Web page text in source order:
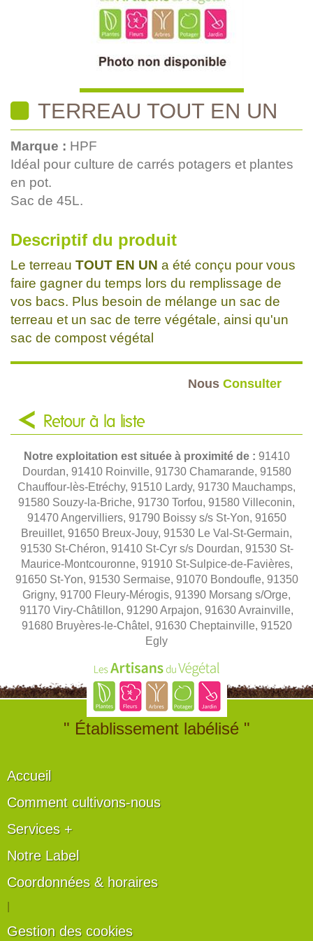
TERREAU TOUT EN UN
Marque : HPF
Idéal pour culture de carrés potagers et plantes
en pot.
Sac de 45L.
Descriptif du produit
Le terreau TOUT EN UN a été conçu pour vous
faire gagner du temps lors du remplissage de
vos bacs. Plus besoin de mélange un sac de
terreau et un sac de terre végétale, ainsi qu'un
sac de compost végétal
Nous Consulter
Retour à la liste
Notre exploitation est située à proximité de : 91410
Dourdan, 91410 Roinville, 91730 Chamarande, 91580
Chauffour-lès-Etréchy, 91510 Lardy, 91730 Mauchamps,
91580 Souzy-la-Briche, 91730 Torfou, 91580 Villeconin,
91470 Angervilliers, 91790 Boissy s/s St-Yon, 91650
Breuillet, 91650 Breux-Jouy, 91530 Le Val-St-Germain,
91530 St-Chéron, 91410 St-Cyr s/s Dourdan, 91530 St-
Maurice-Montcouronne, 91910 St-Sulpice-de-Favières,
91650 St-Yon, 91530 Sermaise, 91070 Bondoufle, 91350
Grigny, 91700 Fleury-Mérogis, 91390 Morsang s/Orge,
91170 Viry-Châtillon, 91290 Arpajon, 91630 Avrainville,
91680 Bruyères-le-Châtel, 91630 Cheptainville, 91520
Egly
" Établissement labélisé "
Accueil
Comment cultivons-nous
Services +
Notre Label
Coordonnées & horaires
Gestion des cookies